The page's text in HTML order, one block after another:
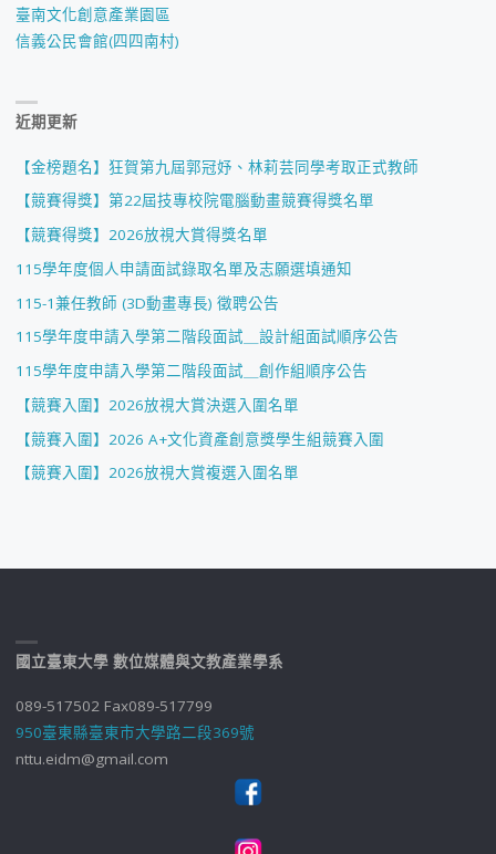
臺南文化創意產業園區
信義公民會館(四四南村)
近期更新
【金榜題名】狂賀第九屆郭冠妤、林莉芸同學考取正式教師
【競賽得獎】第22屆技專校院電腦動畫競賽得獎名單
【競賽得獎】2026放視大賞得獎名單
115學年度個人申請面試錄取名單及志願選填通知
115-1兼任教師 (3D動畫專長) 徵聘公告
115學年度申請入學第二階段面試＿設計組面試順序公告
115學年度申請入學第二階段面試＿創作組順序公告
【競賽入圍】2026放視大賞決選入圍名單
【競賽入圍】2026 A+文化資產創意獎學生組競賽入圍
【競賽入圍】2026放視大賞複選入圍名單
國立臺東大學 數位媒體與文教產業學系
089-517502 Fax089-517799
950臺東縣臺東市大學路二段369號
nttu.eidm@gmail.com